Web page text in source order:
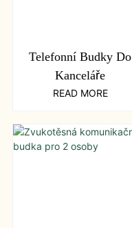
Telefonní Budky Do
Kanceláře
READ MORE